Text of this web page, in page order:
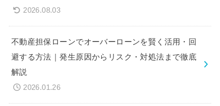
2026.08.03
不動産担保ローンでオーバーローンを賢く活用・回
避する方法｜発生原因からリスク・対処法まで徹底
解説
2026.01.26